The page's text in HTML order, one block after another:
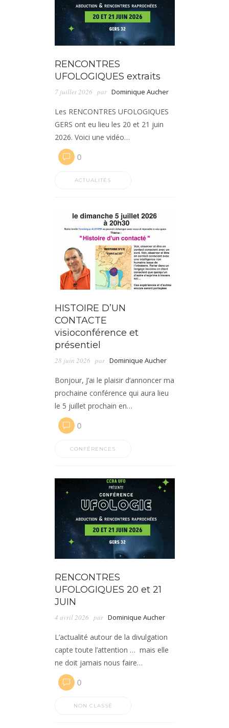
RENCONTRES
UFOLOGIQUES extraits
7 juillet 2026 par Dominique Aucher
Les RENCONTRES UFOLOGIQUES
GERS ont eu lieu les 20 et 21 juin
2026. Voici une vidéo…
0
ACTUALITÉS
HISTOIRE D’UN
CONTACTE
visioconférence et
présentiel
28 juin 2026 par Dominique Aucher
Bonjour, J’ai le plaisir d’annoncer ma
prochaine conférence qui aura lieu
le 5 juillet prochain en…
0
CONFÉRENCES
RENCONTRES
UFOLOGIQUES 20 et 21
JUIN
4 avril 2026 par Dominique Aucher
L’actualité autour de la divulgation
capte toute l’attention … mais elle
ne doit jamais nous faire…
0
NON CLASSÉ